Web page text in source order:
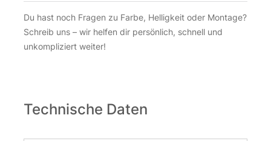
Du hast noch Fragen zu Farbe, Helligkeit oder Montage?
Schreib uns – wir helfen dir persönlich, schnell und
unkompliziert weiter!
Technische Daten